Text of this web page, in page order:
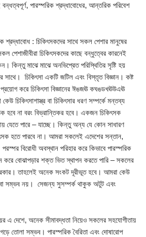
বন্ধত্বপূর্ণ, পারস্পরিক শ্রদ্ধাবোধের, আন্তরিক পরিবেশ
শ্রদ্ধাবোধ : চিকিৎসকদের সাথে সকল পেশার মানুষের
পেশাজীবীরা চিকিৎসকদের কাছে বন্ধুত্বের কারনেই
কিন্তু মাঝে মাঝে অনভিপ্রেত পরিস্থিতির সৃষ্টি হয়
সাথে। চিকিৎসা একটি জটিল এবং বিস্তৃত বিজ্ঞান। কষ্ট
প্রয়োগ করে চিকিৎসা বিজ্ঞানের ঈঙজঊ কঘঙডখঊউএঊ
চিকিৎসাশাস্ত্র বা চিকিৎসার ধরণ সম্পর্কে মন্তব্য
হবে না বরং বিভ্রান্তিকর হবে। একজন চিকিৎসক
যেতে পারে – যাচ্ছে। কিন্তু অন্য যে কোন সাধারণ
হতে পারবে না। আমরা সকলেই এদেশের সন্তান,
বিরোধী অবস্থান পরিহার করে কিভাবে পারস্পরিক
করে বোঝাপড়ার শক্ত ভিত স্থাপন করতে পারি – সকলের
তাহলেই অনেক সংকট দূরীভূত হবে। আমরা কেউ
বা সম্ভব নয়। সেজন্য সুসম্পর্ক থাকুক অটুট এবং
এ দেশে, অনেক সীমাবদ্ধতা নিয়েও সকলের সহযোগীতায়
গড়ে তোলা সম্ভব। পারস্পরিক বৈরিতা এবং দোষারোপ